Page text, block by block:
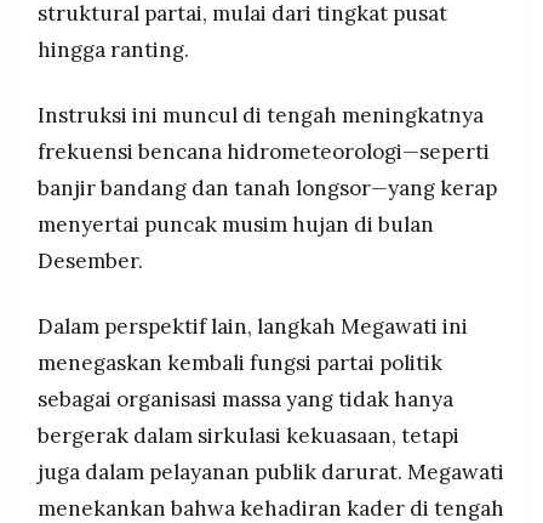
PT.
RESOLUSI
PRAMUDITA
©
-
2026
PT.
RESOLUSI
struktural partai, mulai dari tingkat pusat
hingga ranting.
Instruksi ini muncul di tengah meningkatnya
frekuensi bencana hidrometeorologi—seperti
banjir bandang dan tanah longsor—yang kerap
menyertai puncak musim hujan di bulan
Desember.
Dalam perspektif lain, langkah Megawati ini
menegaskan kembali fungsi partai politik
sebagai organisasi massa yang tidak hanya
bergerak dalam sirkulasi kekuasaan, tetapi
juga dalam pelayanan publik darurat. Megawati
menekankan bahwa kehadiran kader di tengah